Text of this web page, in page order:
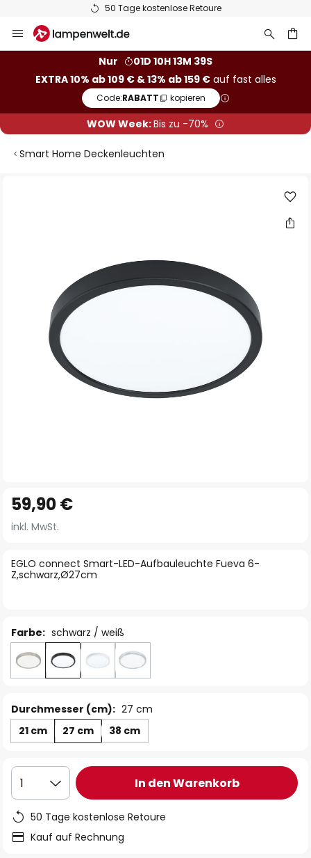
50 Tage kostenlose Retoure
Inhalt
Nur
01D 10H 13M 38S
EXTRA 10% ab 109 € & 13% ab 159 €auf fast alles
Code:RABATT kopieren
WOW Week:Bis zu -70%
Smart Home Deckenleuchten
Anfang
der
springen
EGLO connect Smart-LED-Aufbauleuchte Fueva 6-
Z,schwarz,Ø27cm
59,90 €
inkl. MwSt.
Farbe: schwarz / weiß
Durchmesser (cm): 27 cm
21 cm
27 cm 38 cm
1 In den Warenkorb
50 Tage kostenlose Retoure
Kauf auf Rechnung